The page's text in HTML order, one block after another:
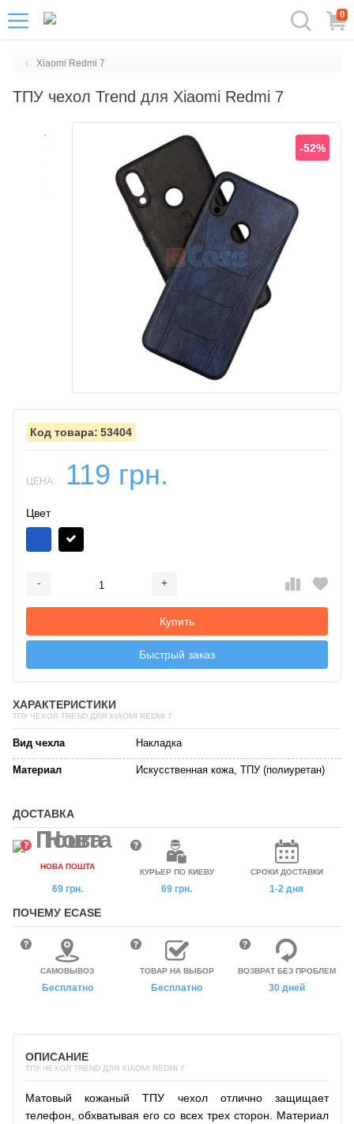
0
Xiaomi Redmi 7
ТПУ чехол Trend для Xiaomi Redmi 7
-52%
53404
ЦЕНА: 119 грн.
Цвет
- +
Купить
Быстрый заказ
ХАРАКТЕРИСТИКИ
ТПУ ЧЕХОЛ TREND ДЛЯ XIAOMI REDMI 7
Вид чехла Накладка
Материал Искусственная кожа, ТПУ (полиуретан)
ДОСТАВКА
НОВА ПОШТА
69 грн.
КУРЬЕР ПО КИЕВУ
69 грн.
СРОКИ ДОСТАВКИ
1-2 дня
ПОЧЕМУ ECASE
САМОВЫВОЗ
Бесплатно
ТОВАР НА ВЫБОР
Бесплатно
ВОЗВРАТ БЕЗ ПРОБЛЕМ
30 дней
ОПИСАНИЕ
ТПУ ЧЕХОЛ TREND ДЛЯ XIAOMI REDMI 7
Матовый кожаный ТПУ чехол отлично защищает
телефон, обхватывая его со всех трех сторон. Материал